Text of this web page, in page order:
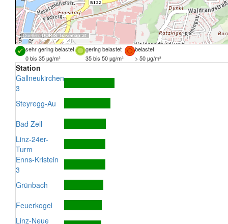
Quellen:DORIS, basemap.at
sehr gering belastet gering belastet
belastet
0 bis 35 µg/m³
35 bis 50 µg/m³ > 50 µg/m³
Station
Gallneukirchen
3
Steyregg-Au
Bad Zell
Linz-24er-
Turm
Enns-Kristein
3
Grünbach
Feuerkogel
Linz-Neue